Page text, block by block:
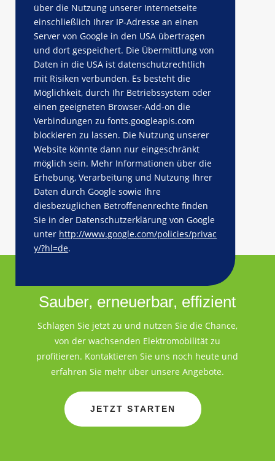
über die Nutzung unserer Internetseite
einschließlich Ihrer IP-Adresse an einen
Server von Google in den USA übertragen
und dort gespeichert. Die Übermittlung von
Daten in die USA ist datenschutzrechtlich
mit Risiken verbunden. Es besteht die
Möglichkeit, durch Ihr Betriebssystem oder
einen geeigneten Browser-Add-on die
Verbindungen zu fonts.googleapis.com
blockieren zu lassen. Die Nutzung unserer
Website könnte dann nur eingeschränkt
möglich sein. Mehr Informationen über die
Erhebung, Verarbeitung und Nutzung Ihrer
Daten durch Google sowie Ihre
diesbezüglichen Betroffenenrechte finden
Sie in der Datenschutzerklärung von Google
unter http://www.google.com/policies/privac
y/?hl=de.
Sauber, erneuerbar, effizient
Schlagen Sie jetzt zu und nutzen Sie die Chance,
von der wachsenden Elektromobilität zu
profitieren. Kontaktieren Sie uns noch heute und
erfahren Sie mehr über unsere Angebote.
JETZT STARTEN